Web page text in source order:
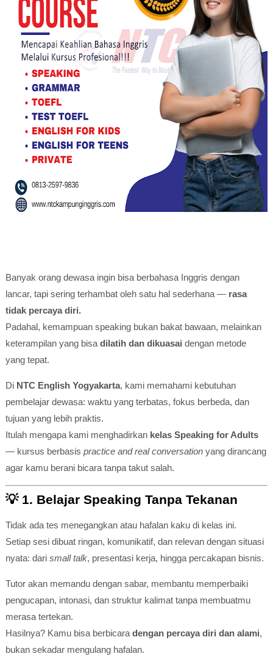
Banyak orang dewasa ingin bisa berbahasa Inggris dengan
lancar, tapi sering terhambat oleh satu hal sederhana — rasa
tidak percaya diri.
Padahal, kemampuan speaking bukan bakat bawaan, melainkan
keterampilan yang bisa dilatih dan dikuasai dengan metode
yang tepat.
Di NTC English Yogyakarta, kami memahami kebutuhan
pembelajar dewasa: waktu yang terbatas, fokus berbeda, dan
tujuan yang lebih praktis.
Itulah mengapa kami menghadirkan kelas Speaking for Adults
— kursus berbasis practice and real conversationyang dirancang
agar kamu berani bicara tanpa takut salah.
💡 1. Belajar Speaking Tanpa Tekanan
Tidak ada tes menegangkan atau hafalan kaku di kelas ini.
Setiap sesi dibuat ringan, komunikatif, dan relevan dengan situasi
nyata: dari small talk, presentasi kerja, hingga percakapan bisnis.
Tutor akan memandu dengan sabar, membantu memperbaiki
pengucapan, intonasi, dan struktur kalimat tanpa membuatmu
merasa tertekan.
Hasilnya? Kamu bisa berbicara dengan percaya diri dan alami,
bukan sekadar mengulang hafalan.